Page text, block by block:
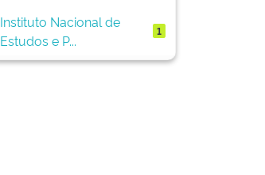
Instituto Nacional de
Estudos e P...
1